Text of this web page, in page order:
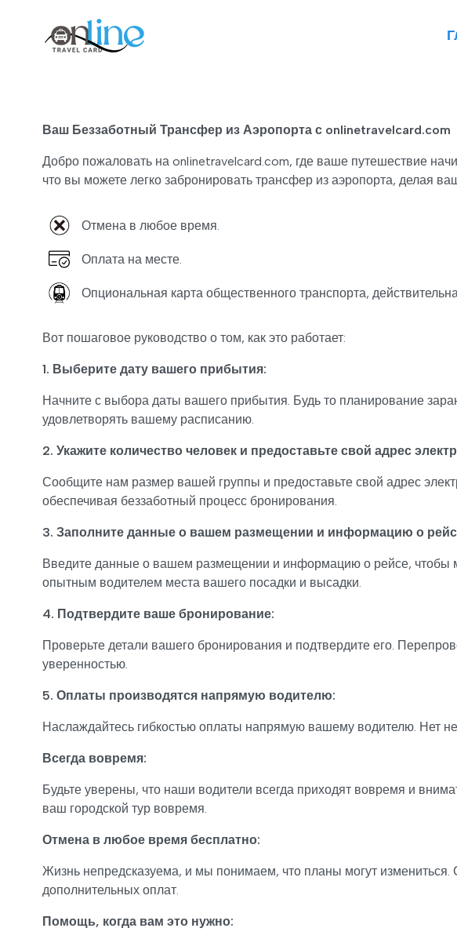
Ваш Беззаботный Трансфер из Аэропорта с onlinetravelcard.com
Добро пожаловать на onlinetravelcard.com, где ваше путешествие
что вы можете легко забронировать трансфер из аэропорта, делая
Отмена в любое время.
Оплата на месте.
Опциональная карта общественного транспорта,
Вот пошаговое руководство о том, как это работает:
1. Выберите дату вашего прибытия:
Начните с выбора даты вашего прибытия. Будь то планирование
удовлетворять вашему расписанию.
2. Укажите количество человек и предоставьте свой адрес
Сообщите нам размер вашей группы и предоставьте свой адрес
обеспечивая беззаботный процесс бронирования.
3. Заполните данные о вашем размещении и информацию о
Введите данные о вашем размещении и информацию о рейсе, чтобы
опытным водителем места вашего посадки и высадки.
4. Подтвердите ваше бронирование:
Проверьте детали вашего бронирования и подтвердите его.
уверенностью.
5. Оплаты производятся напрямую водителю:
Наслаждайтесь гибкостью оплаты напрямую вашему водителю. Нет
Всегда вовремя:
Будьте уверены, что наши водители всегда приходят вовремя и
ваш городской тур вовремя.
Отмена в любое время бесплатно:
Жизнь непредсказуема, и мы понимаем, что планы могут
дополнительных оплат.
Помощь, когда вам это нужно: